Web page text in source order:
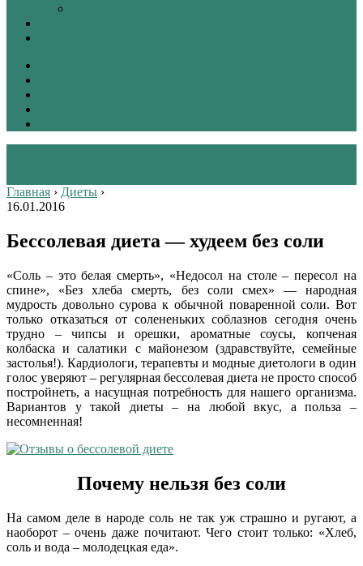
Главная › Диеты ›
16.01.2016
Бессолевая диета — худеем без соли
«Соль – это белая смерть», «Недосол на столе – пересол на
спине», «Без хлеба смерть, без соли смех» — народная
мудрость довольно сурова к обычной поваренной соли. Вот
только отказаться от солененьких соблазнов сегодня очень
трудно – чипсы и орешки, ароматные соусы, копченая
колбаска и салатики с майонезом (здравствуйте, семейные
застолья!). Кардиологи, терапевты и модные диетологи в один
голос уверяют – регулярная бессолевая диета не просто способ
постройнеть, а насущная потребность для нашего организма.
Вариантов у такой диеты – на любой вкус, а польза –
несомненная!
Почему нельзя без соли
На самом деле в народе соль не так уж страшно и ругают, а
наоборот – очень даже почитают. Чего стоит только: «Хлеб,
соль и вода – молодецкая еда».